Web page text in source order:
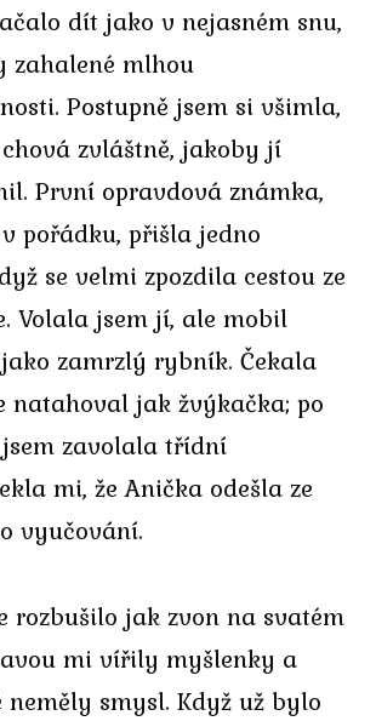
dít jako v nejasném snu,
zahalené mlhou
Postupně jsem si všimla,
zvláštně, jakoby jí
První opravdová známka,
pořádku, přišla jedno
se velmi zpozdila cestou ze
Volala jsem jí, ale mobil
zamrzlý rybník. Čekala
natahoval jak žvýkačka; po
zavolala třídní
mi, že Anička odešla ze
vyučování.
rozbušilo jak zvon na svatém
mi vířily myšlenky a
neměly smysl. Když už bylo